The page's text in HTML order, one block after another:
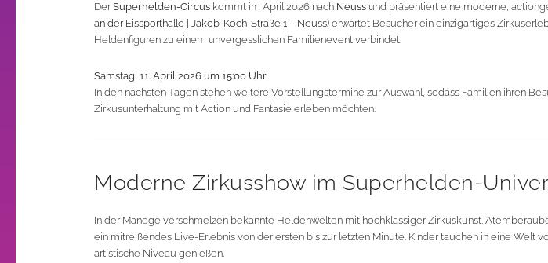
DerSuperhelden-Circus kommt im April 2026 nach Neuss und präsentiert eine moderne,
an der Eissporthalle | Jakob-Koch-Straße 1 – Neuss) erwartet Besucher ein einzigartiges
Heldenfiguren zu einem unvergesslichen Familienevent verbindet.
Samstag, 11. April 2026 um 15:00 Uhr
In den nächsten Tagen stehen weitere Vorstellungstermine zur Auswahl, sodass Familien ihren
Zirkusunterhaltung mit Action und Fantasie erleben möchten.
Moderne Zirkusshow im Superhelden-
In der Manege verschmelzen bekannte Heldenwelten mit hochklassiger Zirkuskunst.
ein mitreißendes Live-Erlebnis von der ersten bis zur letzten Minute. Kinder tauchen in eine Welt
artistische Niveau genießen.